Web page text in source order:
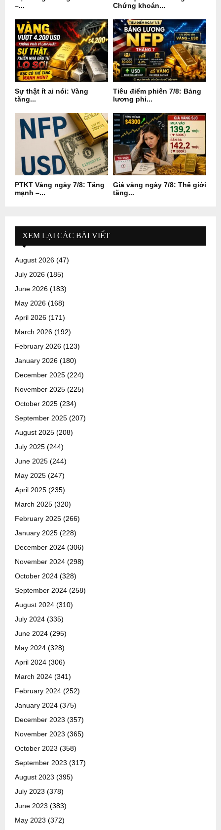
–...
Chứng khoán...
Sự thật ít ai nói: Vàng
tăng...
Tiêu điểm phiên 7/8: Bảng
lương phi...
PTKT Vàng ngày 7/8: Tăng
mạnh –...
Giá vàng ngày 7/8: Thế giới
tăng...
XEM LẠI CÁC BÀI VIẾT
August 2026 (47)
July 2026 (185)
June 2026 (183)
May 2026 (168)
April 2026 (171)
March 2026 (192)
February 2026 (123)
January 2026 (180)
December 2025 (224)
November 2025 (225)
October 2025 (234)
September 2025 (207)
August 2025 (208)
July 2025 (244)
June 2025 (244)
May 2025 (247)
April 2025 (235)
March 2025 (320)
February 2025 (266)
January 2025 (228)
December 2024 (306)
November 2024 (298)
October 2024 (328)
September 2024 (258)
August 2024 (310)
July 2024 (335)
June 2024 (295)
May 2024 (328)
April 2024 (306)
March 2024 (341)
February 2024 (252)
January 2024 (375)
December 2023 (357)
November 2023 (365)
October 2023 (358)
September 2023 (317)
August 2023 (395)
July 2023 (378)
June 2023 (383)
May 2023 (372)